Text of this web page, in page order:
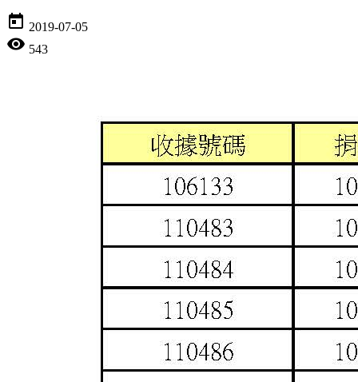
today 2019-07-05
visibility 543